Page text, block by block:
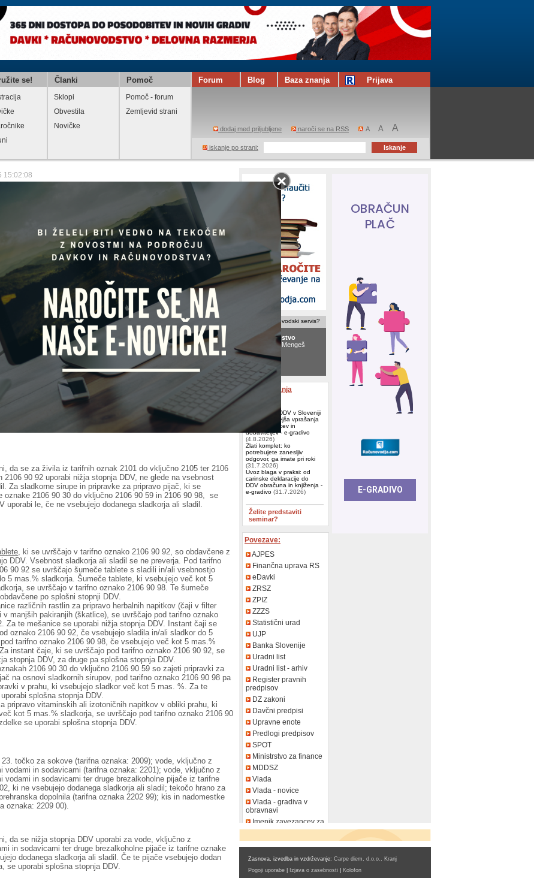
se! Članki Pomoč Forum Blog Baza znanja Prijava
Sklopi
Obvestila
Novičke
Pomoč - forum
Zemljevid strani
dodaj med priljubljene naroči se na RSS A A A
iskanje po strani:
15:02:08
DDV stopnje pri sladkih pijačah
na dodano vrednost Natisni
Priloge I k ZDDV-1 (sprememba 48. člena)
1. točke Priloge I k
Zakonu o davku na dodano vrednost –
nižje stopnje DDV izključuje dobava pijač z dodanim
ter pripravkov za pripravo pijač z dodanim sladkorjem ali
se spreminjata 22. in 23. točka prvega odstavka ter
člena Pravilnika.
ob upoštevanju prehodnih določb ZDDV-1 in spremembe
člena Pravilnika, velja, da se nižja stopnja DDV uporablja:
točko za razna živila (tarifne oznake: 2101 do vključno 2106),
sirupov in pripravkov za pripravo pijač, ki vsebujejo dodan
(tarifne oznake 2106 90 30 do vključno 2106 90 59 in 2106
da se za živila iz tarifnih oznak 2101 do vključno 2105 ter 2106
2106 90 92 uporabi nižja stopnja DDV, ne glede na vsebnost
Za sladkorne sirupe in pripravke za pripravo pijač, ki se
oznake 2106 90 30 do vključno 2106 90 59 in 2106 90 98, se
uporabi le, če ne vsebujejo dodanega sladkorja ali sladil.
, ki se uvrščajo v tarifno oznako 2106 90 92, so obdavčene z
DDV. Vsebnost sladkorja ali sladil se ne preverja. Pod tarifno
90 92 se uvrščajo šumeče tablete s sladili in/ali vsebnostjo
5 mas.% sladkorja. Šumeče tablete, ki vsebujejo več kot 5
se uvrščajo v tarifno oznako 2106 90 98. Te šumeče
po splošni stopnji DDV.
različnih rastlin za pripravo herbalnih napitkov (čaji v filter
v manjših pakiranjih (škatlice), se uvrščajo pod tarifno oznako
Za te mešanice se uporabi nižja stopnja DDV. Instant čaji se
oznako 2106 90 92, če vsebujejo sladila in/ali sladkor do 5
tarifno oznako 2106 90 98, če vsebujejo več kot 5 mas.%
instant čaje, ki se uvrščajo pod tarifno oznako 2106 90 92, se
stopnja DDV, za druge pa splošna stopnja DDV.
2106 90 30 do vključno 2106 90 59 so zajeti pripravki za
na osnovi sladkornih sirupov, pod tarifno oznako 2106 90 98 pa
v prahu, ki vsebujejo sladkor več kot 5 mas. %. Za te
splošna stopnja DDV.
pripravo vitaminskih ali izotoničnih napitkov v obliki prahu, ki
kot 5 mas.% sladkorja, se uvrščajo pod tarifno oznako 2106 90
se uporabi splošna stopnja DDV.
točko za sokove (tarifna oznaka: 2009); vode, vključno z
vodami in sodavicami (tarifna oznaka: 2201); vode, vključno z
vodami in sodavicami ter druge brezalkoholne pijače iz tarifne
ki ne vsebujejo dodanega sladkorja ali sladil; tekočo hrano za
dopolnila (tarifna oznaka 2202 99); kis in nadomestke
oznaka: 2209 00).
da se nižja stopnja DDV uporabi za vode, vključno z
in sodavicami ter druge brezalkoholne pijače iz tarifne oznake
dodanega sladkorja ali sladil. Če te pijače vsebujejo dodan
se uporabi splošna stopnja DDV.
Iščete računovodski servis?
Računovodstvo
ELKONTO, Mengeš
Računovodski servis
Zeus, Ljubljana
Izobraževanja
Skupine za DDV v Sloveniji
– najpogostejša vprašanja
podjetij, kupcev in
dobaviteljev - e-gradivo
(4.8.2026)
Zlati komplet: ko
potrebujete zanesljiv
odgovor, ga imate pri roki
(31.7.2026)
Uvoz blaga v praksi: od
carinske deklaracije do
DDV obračuna in knjiženja -
e-gradivo (31.7.2026)
Želite predstaviti
seminar?
Povezave:
AJPES
Finančna uprava RS
eDavki
ZRSZ
ZPIZ
ZZZS
Statistični urad
UJP
Banka Slovenije
Uradni list
Uradni list - arhiv
Register pravnih
predpisov
DZ zakoni
Davčni predpisi
Upravne enote
Predlogi predpisov
SPOT
Ministrstvo za finance
MDDSZ
Vlada
Vlada - novice
Vlada - gradiva v
obravnavi
Imenik zavezancev za
DDV
Zasnova, izvedba in vzdrževanje: Carpe diem, d.o.o., Kranj
Pogoji uporabe
Izjava o zasebnosti
Kolofon